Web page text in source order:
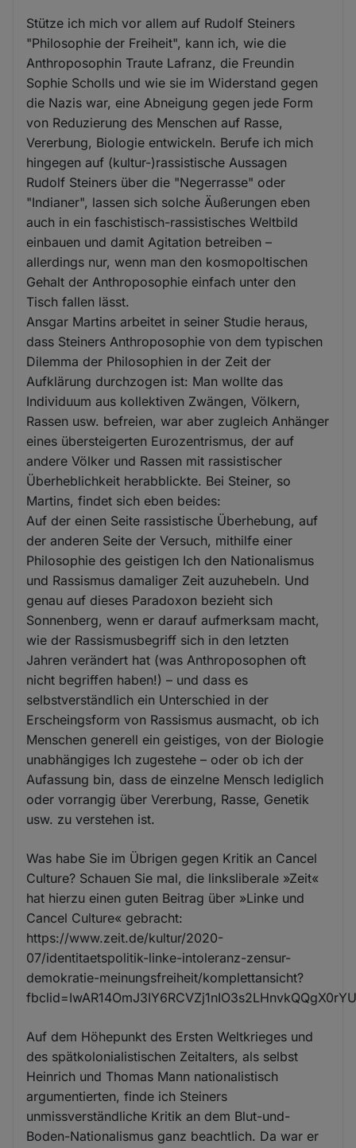
Stütze ich mich vor allem auf Rudolf Steiners
"Philosophie der Freiheit", kann ich, wie die
Anthroposophin Traute Lafranz, die Freundin
Sophie Scholls und wie sie im Widerstand gegen
die Nazis war, eine Abneigung gegen jede Form
von Reduzierung des Menschen auf Rasse,
Vererbung, Biologie entwickeln. Berufe ich mich
hingegen auf (kultur-)rassistische Aussagen
Rudolf Steiners über die "Negerrasse" oder
"Indianer", lassen sich solche Äußerungen eben
auch in ein faschistisch-rassistisches Weltbild
einbauen und damit Agitation betreiben –
allerdings nur, wenn man den kosmopoltischen
Gehalt der Anthroposophie einfach unter den
Tisch fallen lässt.
Ansgar Martins arbeitet in seiner Studie heraus,
dass Steiners Anthroposophie von dem typischen
Dilemma der Philosophien in der Zeit der
Aufklärung durchzogen ist: Man wollte das
Individuum aus kollektiven Zwängen, Völkern,
Rassen usw. befreien, war aber zugleich Anhänger
eines übersteigerten Eurozentrismus, der auf
andere Völker und Rassen mit rassistischer
Überheblichkeit herabblickte. Bei Steiner, so
Martins, findet sich eben beides:
Auf der einen Seite rassistische Überhebung, auf
der anderen Seite der Versuch, mithilfe einer
Philosophie des geistigen Ich den Nationalismus
und Rassismus damaliger Zeit auzuhebeln. Und
genau auf dieses Paradoxon bezieht sich
Sonnenberg, wenn er darauf aufmerksam macht,
wie der Rassismusbegriff sich in den letzten
Jahren verändert hat (was Anthroposophen oft
nicht begriffen haben!) – und dass es
selbstverständlich ein Unterschied in der
Erscheingsform von Rassismus ausmacht, ob ich
Menschen generell ein geistiges, von der Biologie
unabhängiges Ich zugestehe – oder ob ich der
Aufassung bin, dass de einzelne Mensch lediglich
oder vorrangig über Vererbung, Rasse, Genetik
usw. zu verstehen ist.
Was habe Sie im Übrigen gegen Kritik an Cancel
Culture? Schauen Sie mal, die linksliberale »Zeit«
hat hierzu einen guten Beitrag über »Linke und
Cancel Culture« gebracht:
https://www.zeit.de/kultur/2020-
07/identitaetspolitik-linke-intoleranz-zensur-
demokratie-meinungsfreiheit/komplettansicht?
Auf dem Höhepunkt des Ersten Weltkrieges und
des spätkolonialistischen Zeitalters, als selbst
Heinrich und Thomas Mann nationalistisch
argumentierten, finde ich Steiners
unmissverständliche Kritik an dem Blut-und-
Boden-Nationalismus ganz beachtlich. Da war er